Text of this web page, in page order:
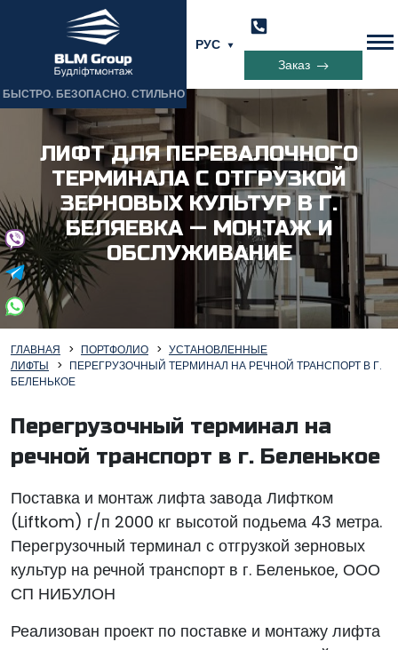
БЫСТРО. БЕЗОПАСНО. СТИЛЬНО
РУС
Заказ
ЛИФТ ДЛЯ ПЕРЕВАЛОЧНОГО
ТЕРМИНАЛА С ОТГРУЗКОЙ
ЗЕРНОВЫХ КУЛЬТУР В Г.
БЕЛЯЕВКА — МОНТАЖ И
ОБСЛУЖИВАНИЕ
ГЛАВНАЯ ПОРТФОЛИО
УСТАНОВЛЕННЫЕ
ЛИФТЫ
ПЕРЕГРУЗОЧНЫЙ ТЕРМИНАЛ НА РЕЧНОЙ ТРАНСПОРТ В Г.
БЕЛЕНЬКОЕ
Перегрузочный терминал на
речной транспорт в г. Беленькое
Поставка и монтаж лифта завода Лифтком
(Liftkom) г/п 2000 кг высотой подьема 43 метра.
Перегрузочный терминал с отгрузкой зерновых
культур на речной транспорт в г. Беленькое, ООО
СП НИБУЛОН
Реализован проект по поставке и монтажу лифта